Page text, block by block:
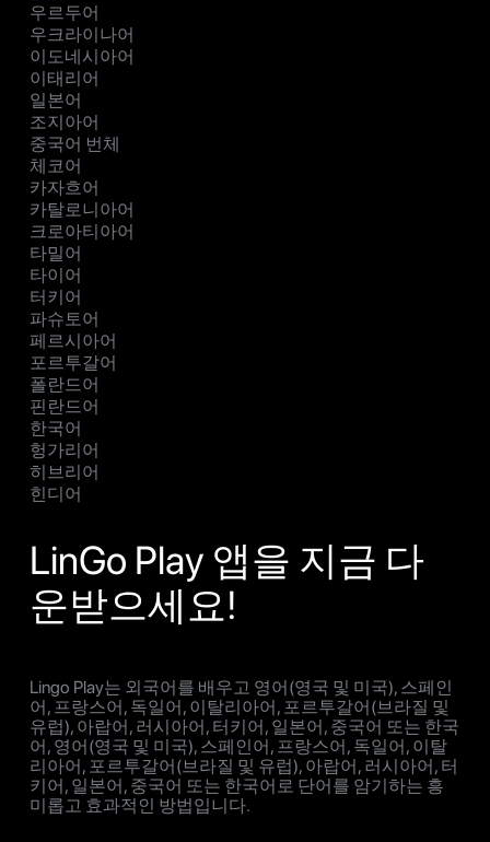
우르두어
우크라이나어
이도네시아어
이태리어
일본어
조지아어
중국어 번체
체코어
카자흐어
카탈로니아어
크로아티아어
타밀어
타이어
터키어
파슈토어
페르시아어
포르투갈어
폴란드어
핀란드어
한국어
헝가리어
히브리어
힌디어
LinGo Play 앱을 지금 다
운받으세요!
Lingo Play는 외국어를 배우고 영어(영국 및 미국), 스페인
어, 프랑스어, 독일어, 이탈리아어, 포르투갈어(브라질 및
유럽), 아랍어, 러시아어, 터키어, 일본어, 중국어 또는 한국
어, 영어(영국 및 미국), 스페인어, 프랑스어, 독일어, 이탈
리아어, 포르투갈어(브라질 및 유럽), 아랍어, 러시아어, 터
키어, 일본어, 중국어 또는 한국어로 단어를 암기하는 흥
미롭고 효과적인 방법입니다.